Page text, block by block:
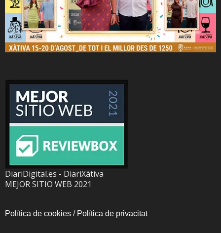
DiariDigital.es - DiariXàtiva
MEJOR SITIO WEB 2021
Política de cookies / Política de privacitat